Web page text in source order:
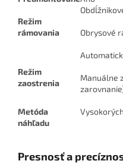
Režim
rámovania
Obrysové
Režim
zaostrenia
Manuálne
Metóda
náhľadu
Presnosť a